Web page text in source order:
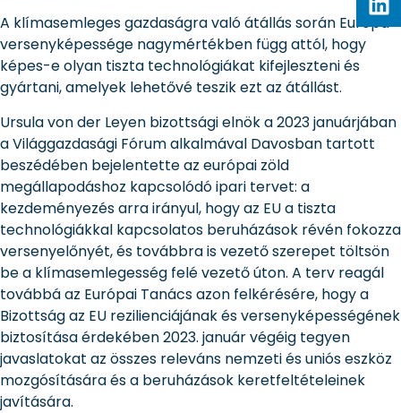
A klímasemleges gazdaságra való átállás során Európa
versenyképessége nagymértékben függ attól, hogy
képes-e olyan tiszta technológiákat kifejleszteni és
gyártani, amelyek lehetővé teszik ezt az átállást.
Ursula von der Leyen bizottsági elnök a 2023 januárjában
a Világgazdasági Fórum alkalmával Davosban tartott
beszédében bejelentette az európai zöld
megállapodáshoz kapcsolódó ipari tervet: a
kezdeményezés arra irányul, hogy az EU a tiszta
technológiákkal kapcsolatos beruházások révén fokozza
versenyelőnyét, és továbbra is vezető szerepet töltsön
be a klímasemlegesség felé vezető úton. A terv reagál
továbbá az Európai Tanács azon felkérésére, hogy a
Bizottság az EU rezilienciájának és versenyképességének
biztosítása érdekében 2023. január végéig tegyen
javaslatokat az összes releváns nemzeti és uniós eszköz
mozgósítására és a beruházások keretfeltételeinek
javítására.